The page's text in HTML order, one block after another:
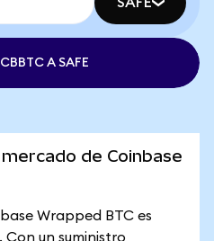
A SAFE
de Coinbase
Wrapped BTC es
Con un suministro